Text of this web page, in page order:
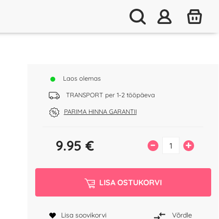
Laos olemas
TRANSPORT per 1-2 tööpäeva
PARIMA HINNA GARANTII
9.95 € – +
LISA OSTUKORVI
Lisa soovikorvi Võrdle